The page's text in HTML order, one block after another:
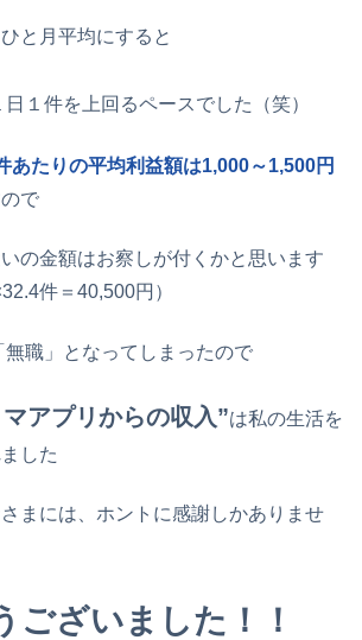
と月平均にすると
日１件を上回るペースでした（笑）
あたりの平均利益額は1,000～1,500円
で
の金額はお察しが付くかと思います
件＝40,500円）
職」となってしまったので
アプリからの収入”は私の生活を
した
まには、ホントに感謝しかありませ
ございました！！